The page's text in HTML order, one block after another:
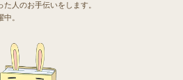
人のお手伝いをします。
。